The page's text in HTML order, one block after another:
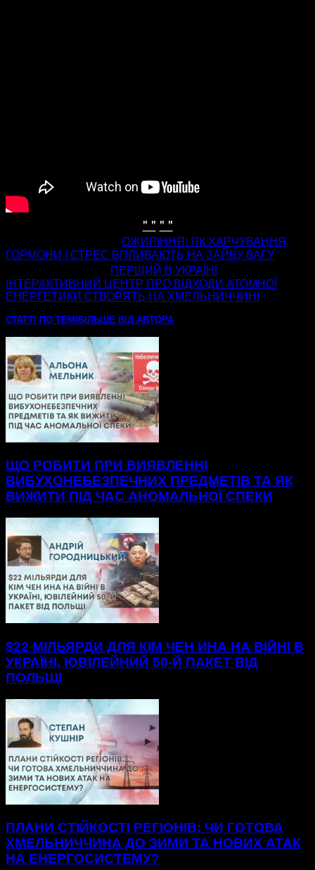
" " " "
ОЖИРІННЯ: ЯК ХАРЧУВАННЯ,
ГОРМОНИ І СТРЕС ВПЛИВАЮТЬ НА ЗАЙВУ ВАГУ
ПЕРШИЙ В УКРАЇНІ
ІНТЕРАКТИВНИЙ ЦЕНТР ПРО ВІДХОДИ АТОМНОЇ
ЕНЕРГЕТИКИ СТВОРЯТЬ НА ХМЕЛЬНИЧЧИНІ
СТАТТІ ПО ТЕМІ БІЛЬШЕ ВІД АВТОРА
ЩО РОБИТИ ПРИ ВИЯВЛЕННІ
ВИБУХОНЕБЕЗПЕЧНИХ ПРЕДМЕТІВ ТА ЯК
ВИЖИТИ ПІД ЧАС АНОМАЛЬНОЇ СПЕКИ
$22 МІЛЬЯРДИ ДЛЯ КІМ ЧЕН ИНА НА ВІЙНІ В
УКРАЇНІ, ЮВІЛЕЙНИЙ 50-Й ПАКЕТ ВІД
ПОЛЬЩІ
ПЛАНИ СТІЙКОСТІ РЕГІОНІВ: ЧИ ГОТОВА
ХМЕЛЬНИЧЧИНА ДО ЗИМИ ТА НОВИХ АТАК
НА ЕНЕРГОСИСТЕМУ?